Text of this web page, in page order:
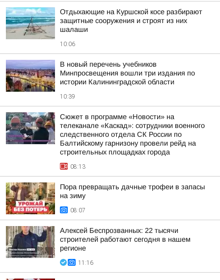
Отдыхающие на Куршской косе разбирают
защитные сооружения и строят из них
шалаши
10:06
В новый перечень учебников
Минпросвещения вошли три издания по
истории Калининградской области
10:39
Сюжет в программе «Новости» на
телеканале «Каскад»: сотрудники военного
следственного отдела СК России по
Балтийскому гарнизону провели рейд на
строительных площадках города
08:13
Пора превращать дачные трофеи в запасы
на зиму
08:07
Алексей Беспрозванных: 22 тысячи
строителей работают сегодня в нашем
регионе
11:16